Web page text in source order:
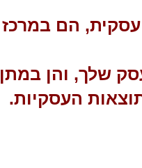
עסקית, הם במרכז
שלך, והן במתן
העסקיות.